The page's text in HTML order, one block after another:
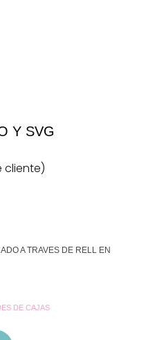
Y SVG
cliente)
A TRAVES DE RELL EN
DE CAJAS